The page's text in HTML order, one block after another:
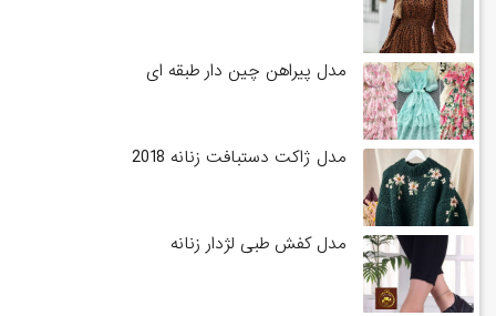
مدل پیراهن چین دار طبقه ای
مدل ژاکت دستبافت زنانه 2018
مدل کفش طبی لژدار زنانه